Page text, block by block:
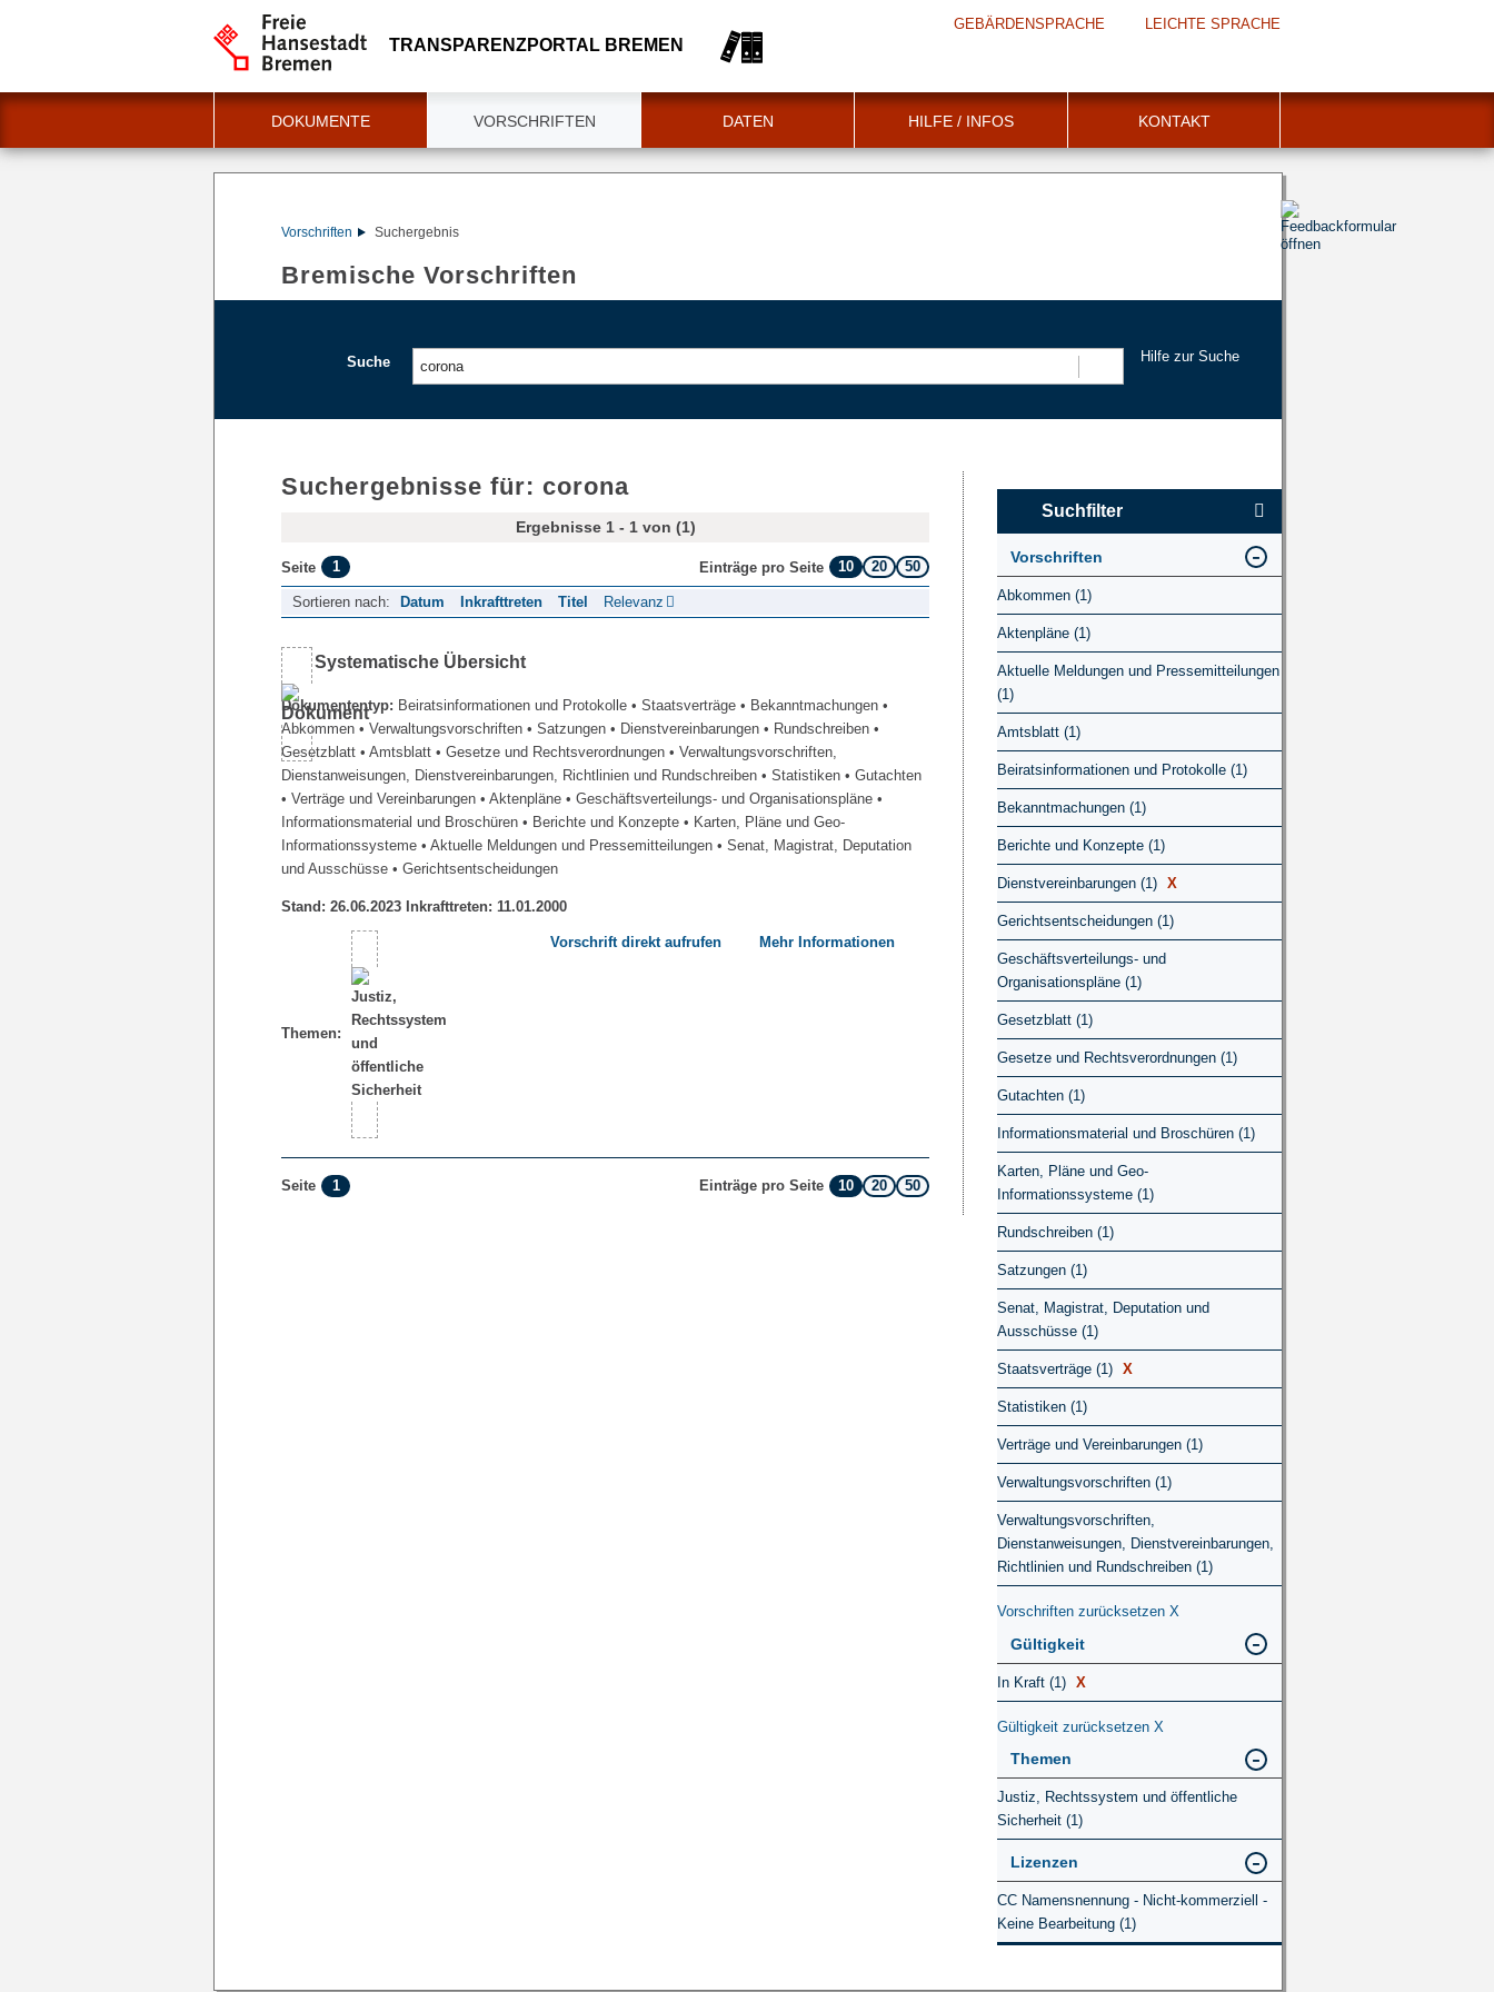
TRANSPARENZPORTAL BREMEN
GEBÄRDENSPRACHE LEICHTE SPRACHE
DOKUMENTE VORSCHRIFTEN DATEN HILFE / INFOS KONTAKT
Vorschriften Suchergebnis
Bremische Vorschriften
Suche
Hilfe zur Suche
Suchergebnisse für: corona
Ergebnisse 1 - 1 von (1)
Seite 1 Einträge pro Seite 10 20 50
Sortieren nach: Datum Inkrafttreten Titel Relevanz
Systematische Übersicht
Dokumententyp: Beiratsinformationen und Protokolle • Staatsverträge • Bekanntmachungen •
Abkommen • Verwaltungsvorschriften • Satzungen • Dienstvereinbarungen • Rundschreiben •
Gesetzblatt • Amtsblatt • Gesetze und Rechtsverordnungen • Verwaltungsvorschriften,
Dienstanweisungen, Dienstvereinbarungen, Richtlinien und Rundschreiben • Statistiken • Gutachten
• Verträge und Vereinbarungen • Aktenpläne • Geschäftsverteilungs- und Organisationspläne •
Informationsmaterial und Broschüren • Berichte und Konzepte • Karten, Pläne und Geo-
Informationssysteme • Aktuelle Meldungen und Pressemitteilungen • Senat, Magistrat, Deputation
und Ausschüsse • Gerichtsentscheidungen
Stand: 26.06.2023 Inkrafttreten: 11.01.2000
Themen:
Vorschrift direkt aufrufen Mehr Informationen
Seite 1 Einträge pro Seite 10 20 50
Suchfilter
Vorschriften
Abkommen (1)
Aktenpläne (1)
Aktuelle Meldungen und Pressemitteilungen
(1)
Amtsblatt (1)
Beiratsinformationen und Protokolle (1)
Bekanntmachungen (1)
Berichte und Konzepte (1)
Dienstvereinbarungen (1) X
Gerichtsentscheidungen (1)
Geschäftsverteilungs- und
Organisationspläne (1)
Gesetzblatt (1)
Gesetze und Rechtsverordnungen (1)
Gutachten (1)
Informationsmaterial und Broschüren (1)
Karten, Pläne und Geo-
Informationssysteme (1)
Rundschreiben (1)
Satzungen (1)
Senat, Magistrat, Deputation und
Ausschüsse (1)
Staatsverträge (1) X
Statistiken (1)
Verträge und Vereinbarungen (1)
Verwaltungsvorschriften (1)
Verwaltungsvorschriften,
Dienstanweisungen, Dienstvereinbarungen,
Richtlinien und Rundschreiben (1)
Vorschriften zurücksetzen X
Gültigkeit
In Kraft (1) X
Gültigkeit zurücksetzen X
Themen
Justiz, Rechtssystem und öffentliche
Sicherheit (1)
Lizenzen
CC Namensnennung - Nicht-kommerziell -
Keine Bearbeitung (1)